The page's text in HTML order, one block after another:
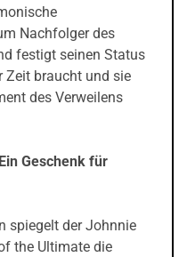
Nachfolger des
festigt seinen Status
Zeit braucht und sie
des Verweilens
Geschenk für
spiegelt der Johnnie
the Ultimate die